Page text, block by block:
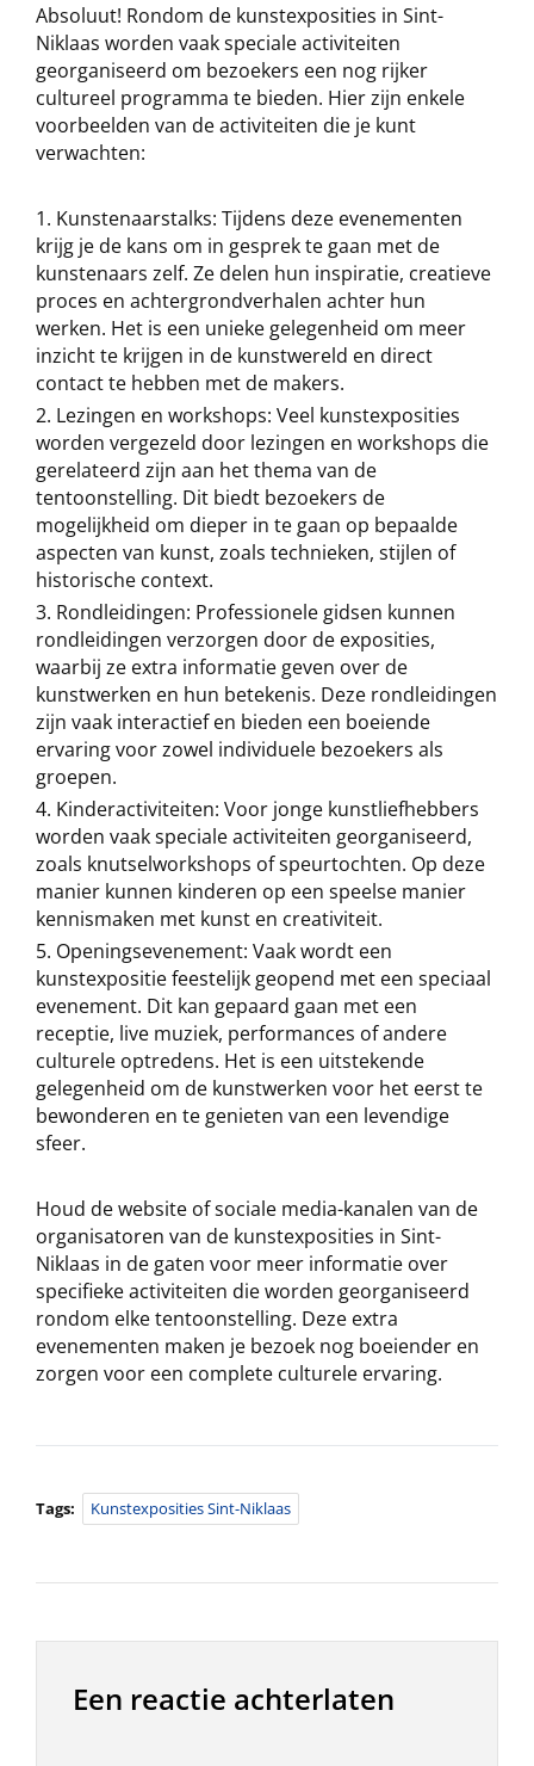
Absoluut! Rondom de kunstexposities in Sint-
Niklaas worden vaak speciale activiteiten
georganiseerd om bezoekers een nog rijker
cultureel programma te bieden. Hier zijn enkele
voorbeelden van de activiteiten die je kunt
verwachten:
Kunstenaarstalks: Tijdens deze evenementen
krijg je de kans om in gesprek te gaan met de
kunstenaars zelf. Ze delen hun inspiratie, creatieve
proces en achtergrondverhalen achter hun
werken. Het is een unieke gelegenheid om meer
inzicht te krijgen in de kunstwereld en direct
contact te hebben met de makers.
Lezingen en workshops: Veel kunstexposities
worden vergezeld door lezingen en workshops die
gerelateerd zijn aan het thema van de
tentoonstelling. Dit biedt bezoekers de
mogelijkheid om dieper in te gaan op bepaalde
aspecten van kunst, zoals technieken, stijlen of
historische context.
Rondleidingen: Professionele gidsen kunnen
rondleidingen verzorgen door de exposities,
waarbij ze extra informatie geven over de
kunstwerken en hun betekenis. Deze rondleidingen
zijn vaak interactief en bieden een boeiende
ervaring voor zowel individuele bezoekers als
groepen.
Kinderactiviteiten: Voor jonge kunstliefhebbers
worden vaak speciale activiteiten georganiseerd,
zoals knutselworkshops of speurtochten. Op deze
manier kunnen kinderen op een speelse manier
kennismaken met kunst en creativiteit.
Openingsevenement: Vaak wordt een
kunstexpositie feestelijk geopend met een speciaal
evenement. Dit kan gepaard gaan met een
receptie, live muziek, performances of andere
culturele optredens. Het is een uitstekende
gelegenheid om de kunstwerken voor het eerst te
bewonderen en te genieten van een levendige
sfeer.
Houd de website of sociale media-kanalen van de
organisatoren van de kunstexposities in Sint-
Niklaas in de gaten voor meer informatie over
specifieke activiteiten die worden georganiseerd
rondom elke tentoonstelling. Deze extra
evenementen maken je bezoek nog boeiender en
zorgen voor een complete culturele ervaring.
Tags: Kunstexposities Sint-Niklaas
Een reactie achterlaten